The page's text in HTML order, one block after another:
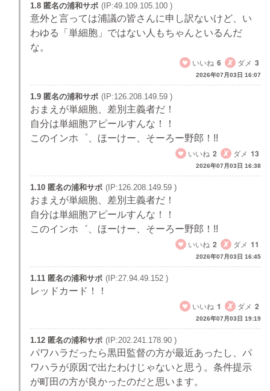
1.8 匿名の浦和サポ (IP:49.109.105.100 )
意外と言っては浦議の皆さんに申し訳ないけど、い
わゆる「単細胞」ではない人もちゃんといるんだ
な。
いいね 6 ダメ 3
2026年07月03日 16:07
1.9 匿名の浦和サポ (IP:126.208.149.59 )
おまえが単細胞、差別主義者だ！
自分は単細胞アピールすんな！！
このインホ゜、ほーけー、そーろー野郎！!!
いいね 2 ダメ 13
2026年07月03日 16:38
1.10 匿名の浦和サポ (IP:126.208.149.59 )
おまえが単細胞、差別主義者だ！
自分は単細胞アピールすんな！！
このインホ゛、ほーけー、そーろー野郎！!!
いいね 2 ダメ 11
2026年07月03日 16:45
1.11 匿名の浦和サポ (IP:27.94.49.152 )
レッドカード！！
いいね 1 ダメ 2
2026年07月03日 19:19
1.12 匿名の浦和サポ (IP:202.241.178.90 )
パワハラだったら黒田監督の方が最近あったし、パ
ワハラが原因で出たわけじゃないと思う。条件提示
が町田の方が良かったのだと思います。